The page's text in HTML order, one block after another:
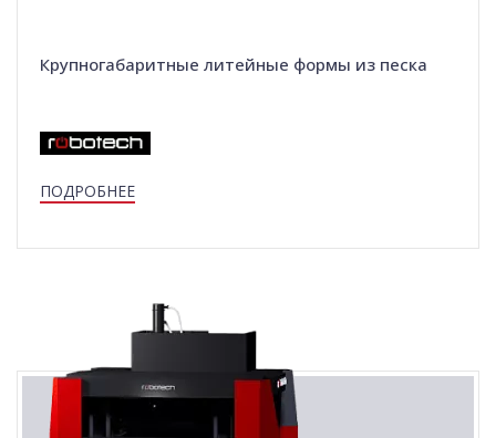
Крупногабаритные литейные формы из песка
ПОДРОБНЕЕ